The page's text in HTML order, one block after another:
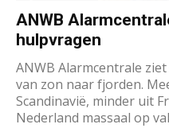
ANWB
hulpvragen
ANWB Alarmcentrale
van zon naar fjorden.
Scandinavië, minder uit
Nederland massaal op